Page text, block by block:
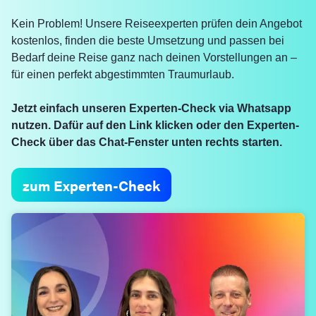
Kein Problem! Unsere Reiseexperten prüfen dein Angebot
kostenlos, finden die beste Umsetzung und passen bei
Bedarf deine Reise ganz nach deinen Vorstellungen an –
für einen perfekt abgestimmten Traumurlaub.
Jetzt einfach unseren Experten-Check via Whatsapp
nutzen. Dafür auf den Link klicken oder den Experten-
Check über das Chat-Fenster unten rechts starten.
zum Experten-Check